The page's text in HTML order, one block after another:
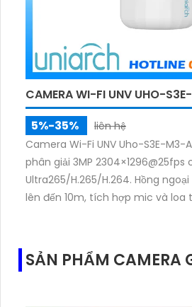
CAMERA WI-FI UNV UHO-
5%-35%
liên hệ
Camera Wi-Fi UNV Uho-S3E-M3-
phân giải 3MP 2304×1296@25fps
Ultra265/H.265/H.264. Hồng
lên đến 10m, tích hợp mic và loa
SẢN PHẨM CAMERA